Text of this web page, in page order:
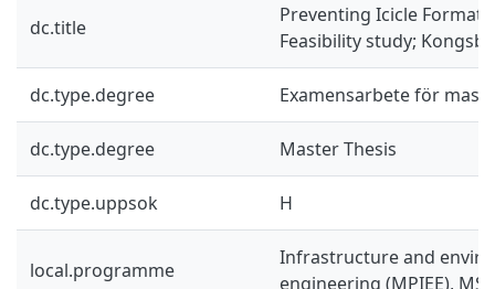
dc.title
Preventing Icicle
Feasibility study;
dc.type.degree Examensarbete för
dc.type.degree Master Thesis
dc.type.uppsok H
local.programme
Infrastructure and
engineering (MPIEE), MSc